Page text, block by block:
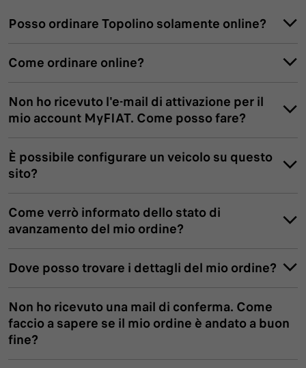
Posso ordinare Topolino solamente online?
Come ordinare online?
Non ho ricevuto l'e-mail di attivazione per il
mio account MyFIAT. Come posso fare?
È possibile configurare un veicolo su questo
sito?
Come verrò informato dello stato di
avanzamento del mio ordine?
Dove posso trovare i dettagli del mio ordine?
Non ho ricevuto una mail di conferma. Come
faccio a sapere se il mio ordine è andato a buon
fine?